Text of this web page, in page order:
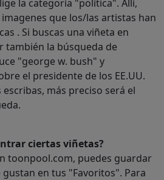
la categoría "política". Allí,
que los/las artistas han
. Si buscas una viñeta en
también la búsqueda de
"george w. bush" y
el presidente de los EE.UU.
más preciso será el
ciertas viñetas?
toonpool.com, puedes guardar
en tus "Favoritos". Para